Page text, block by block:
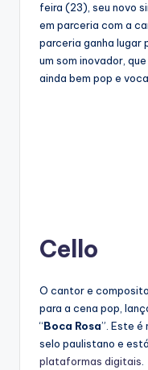
feira (23), seu novo
em parceria com a
parceria ganha
um som inovador,
ainda bem pop e
Cello
O cantor e
para a cena pop,
“Boca Rosa”. Este é
selo paulistano e está
plataformas digitais.